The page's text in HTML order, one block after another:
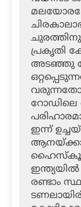
ചുരത്തിനു
പ്രകൃതി
അടഞ്ഞു
റോഡിലെ
ഇന്ന്
ഹൈസ്‌കൂള്‍
രണ്ടാം